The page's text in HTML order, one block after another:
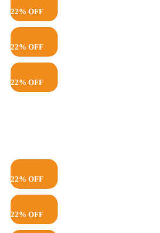
22% OFF
22% OFF
22% OFF
22% OFF
22% OFF